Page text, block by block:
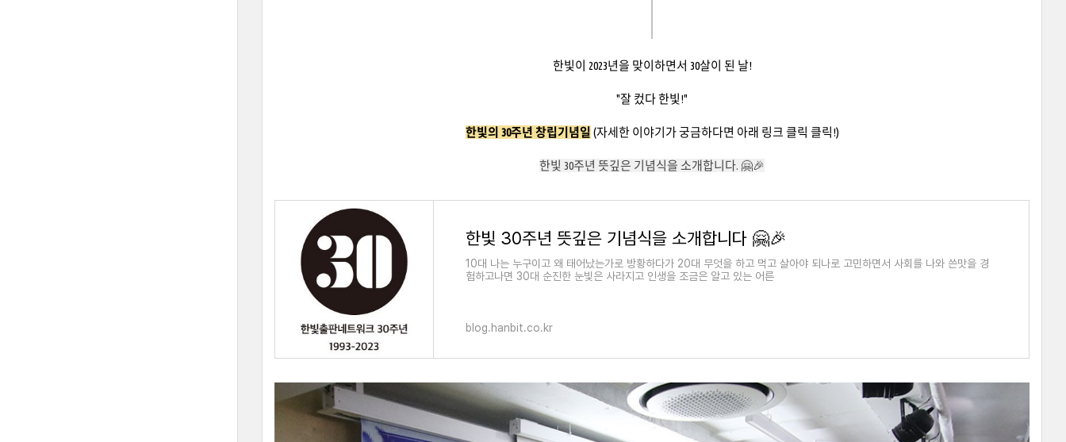
한빛이 2023년을 맞이하면서 30살이 된 날!
"잘 컸다 한빛!"
한빛의 30주년 창립기념일 (자세한 이야기가 궁금하다면 아래 링크 클릭 클릭!)
한빛 30주년 뜻깊은 기념식을 소개합니다. 🤗🎉
한빛 30주년 뜻깊은 기념식을 소개합니다 🤗🎉
10대 나는 누구이고 왜 태어났는가로 방황하다가 20대 무엇을 하고 먹고 살아야 되나로 고민하면서 사회를 나와 쓴맛을 경
험하고나면 30대 순진한 눈빛은 사라지고 인생을 조금은 알고 있는 어른
blog.hanbit.co.kr